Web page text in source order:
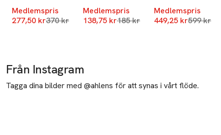
Medlemspris
277,50 krLägsta pris 30 dagar
370 kr
Glaze Shampoo
80ml
Medlemspris
138,75 krLägsta pris 30 dagar
185 kr
Exfoliating
Shampoo
Medlemspris
449,25 krLägsta
599 kr
Från Instagram
Tagga dina bilder med @ahlens för att synas i vårt flöde.